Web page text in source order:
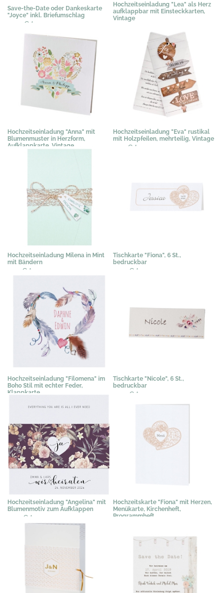
Save-the-Date oder Dankeskarte
"Joyce" inkl. Briefumschlag
0,50 € *
Hochzeitseinladung "Lea" als Herz
aufklappbar mit Einsteckkarten,
Vintage
Hochzeitseinladung "Anna" mit
Blumenmuster in Herzform,
Aufklappkarte, Vintage
Hochzeitseinladung "Eva" rustikal
mit Holzpfeilen, mehrteilig, Vintage
1,99 € *
Hochzeitseinladung Milena in Mint
mit Bändern
3,19 € *
Tischkarte "Fiona", 6 St.,
bedruckbar
3,03 € *
Hochzeitseinladung "Filomena" im
Boho Stil mit echter Feder,
Klappkarte
Tischkarte "Nicole", 6 St.,
bedruckbar
3,03 € *
Hochzeitseinladung "Angelina" mit
Blumenmotiv zum Aufklappen
2,09 € *
Hochzeitskarte "Fiona" mit Herzen,
Menükarte, Kirchenheft,
Programmheft